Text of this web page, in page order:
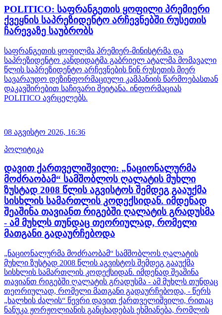
POLITICO: საფრანგეთის ყოფილი პრემიერი
ქვეყნის საპრეზიდენტო არჩევნებში რუსეთის
ჩარევაზე საუბრობს
საფრანგეთის ყოფილმა პრემიერ-მინისტრმა და
საპრეზიდენტო კანდიდატმა გაბრიელ ატალმა მომავალი
წლის საპრეზიდენტო არჩევნების წინ რუსეთის მიერ
სავარაუდო დეზინფორმაციული კამპანიის წარმოებასთან
დაკავშირებით საჩივარი შეიტანა. ინფორმაციას
POLITICO ავრცელებს.
08 აგვისტო 2026, 16:36
პოლიტიკა
დავით ქართველიშვილი: „ნაციონალურმა
მოძრაობამ“ სამშობლოს ღალატის მუხლი
ზუსტად 2008 წლის აგვისტოს შემდეგ გააუქმა
სისხლის სამართლის კოდექსიდან. იმდენად
შეაშინა თავიანთ რიგებში ღალატის გრადუსმა
- ამ მუხლს თუნდაც თეორიულად, რომელი
მათგანი გადაურჩებოდა
„ნაციონალურმა მოძრაობამ“ სამშობლოს ღალატის
მუხლი ზუსტად 2008 წლის აგვისტოს შემდეგ გააუქმა
სისხლის სამართლის კოდექსიდან. იმდენად შეაშინა
თავიანთ რიგებში ღალატის გრადუსმა - ამ მუხლს თუნდაც
თეორიულად, რომელი მათგანი გადაურჩებოდა, - წერს
„ხალხის ძალის“ წევრი დავით ქართველიშვილი, რითაც
ნანუკა ჟორჟოლიანის განცხადებას ეხმიანება, რომლის